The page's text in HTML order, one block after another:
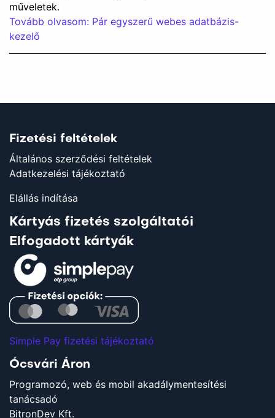
műveletek.
Tovább olvasom: Pár egyszerű webes adatbázis-
kezelő
Fizetési feltételek
Általános szerződési feltételek
Adatkezelési tájékoztató
Elállás indítása
Kártyás fizetés szolgáltatói
Elfogadott kártyák
Simple Pay fizetési tájékoztató
Ócsvári Áron
Programozó, web és mobil akadálymentesítési
tanácsadó
BitronDev Kft.